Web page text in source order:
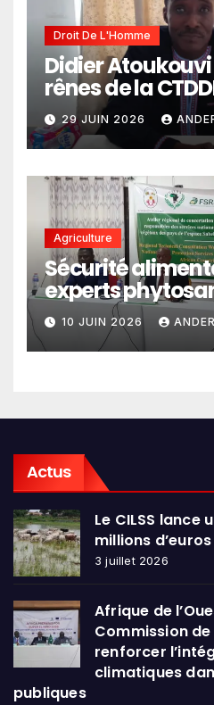
Droit De L'Homme
Didier
rênes de la
29 JUIN 2026
Agriculture
Sécurité
experts
Sahel et
en conclave à
10 JUIN 2026
Actus
Le CILSS lance
millions
3 juillet 2026
Afrique de
Commission
renforcer
climatiques
publiques